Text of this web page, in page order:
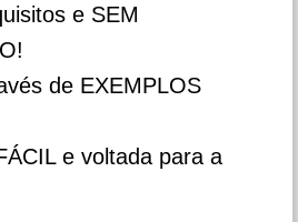
e SEM
de EXEMPLOS
e voltada para a